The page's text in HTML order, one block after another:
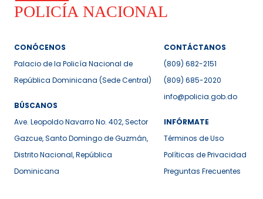
CONÓCENOS
Palacio de la Policía Nacional de
República Dominicana (Sede Central)
BÚSCANOS
Ave. Leopoldo Navarro No. 402, Sector
Gazcue, Santo Domingo de Guzmán,
Distrito Nacional, República
Dominicana
CONTÁCTANOS
(809) 682-2151
(809) 685-2020
info@policia.gob.do
INFÓRMATE
Términos de Uso
Políticas de Privacidad
Preguntas Frecuentes